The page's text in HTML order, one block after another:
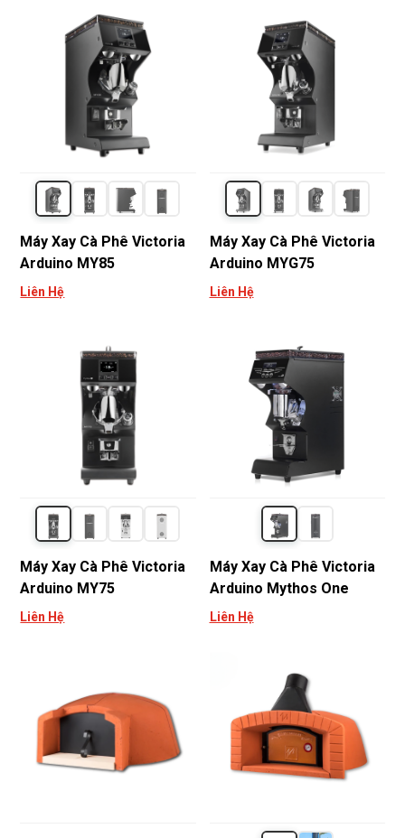
Máy Xay Cà Phê Victoria
Arduino MY85
Liên Hệ
Máy Xay Cà Phê Victoria
Arduino MYG75
Liên Hệ
Máy Xay Cà Phê Victoria
Arduino MY75
Liên Hệ
Máy Xay Cà Phê Victoria
Arduino Mythos One
Liên Hệ